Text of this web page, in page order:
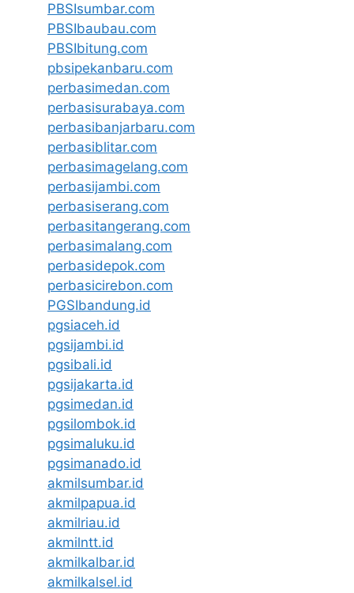
PBSIsumbar.com
PBSIbaubau.com
PBSIbitung.com
pbsipekanbaru.com
perbasimedan.com
perbasisurabaya.com
perbasibanjarbaru.com
perbasiblitar.com
perbasimagelang.com
perbasijambi.com
perbasiserang.com
perbasitangerang.com
perbasimalang.com
perbasidepok.com
perbasicirebon.com
PGSIbandung.id
pgsiaceh.id
pgsijambi.id
pgsibali.id
pgsijakarta.id
pgsimedan.id
pgsilombok.id
pgsimaluku.id
pgsimanado.id
akmilsumbar.id
akmilpapua.id
akmilriau.id
akmilntt.id
akmilkalbar.id
akmilkalsel.id